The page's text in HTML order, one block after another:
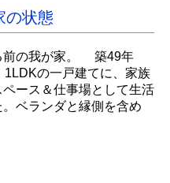
の状態
の我が家。 築49年
1LDKの一戸建てに、家族
ペース＆仕事場として生活
。ベランダと縁側を含め